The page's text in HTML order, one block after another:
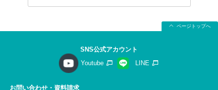
ページトップへ
SNS公式アカウント
Youtube
LINE
お問い合わせ・資料請求